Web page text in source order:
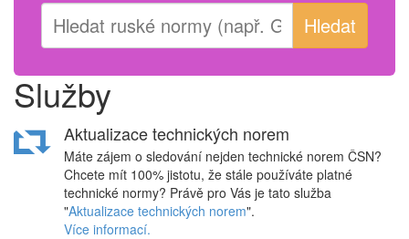
Hledat
Služby
Aktualizace technických norem
Máte zájem o sledování nejden technické norem ČSN?
Chcete mít 100% jistotu, že stále používáte platné
technické normy? Právě pro Vás je tato služba
"Aktualizace technických norem".
Více informací.